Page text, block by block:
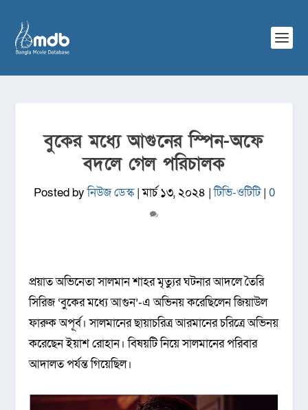
বুকের মধ্যে আগুনের স্পিন-অফে
বদলে গেল পরিচালক
Posted byনিউজ ডেস্ক|মার্চ ১৩, ২০২৪ |টিভি-ওটিটি| 0
প্রয়াত অভিনেতা সালমান শাহর মৃত্যুর ঘটনার আদলে তৈরি
সিরিজ ‘বুকের মধ্যে আগুন’-এ অভিনয় করেছিলেন জিয়াউল
ফারুক অপূর্ব। সালমানের ছায়াচরিত্র আরমানের চরিত্রে অভিনয়
করেছেন ইয়াশ রোহান। বিষয়টি নিয়ে সালমানের পরিবার
আদালত পর্যন্ত গিয়েছিল।